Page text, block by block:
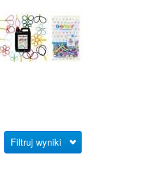
Filtruj wyniki